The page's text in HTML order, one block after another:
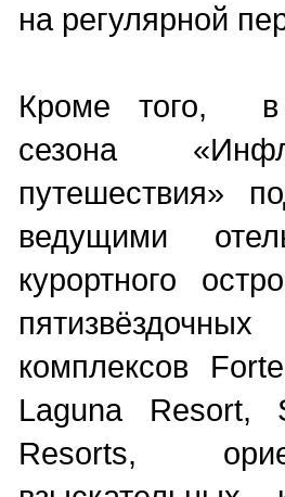
на регулярной
Кроме того, в
сезона
путешествия»
ведущими
курортного
комплексов
Laguna Resort,
Resorts,